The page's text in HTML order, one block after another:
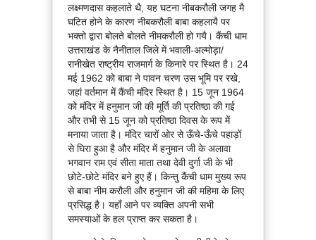
लक्ष्मणदास कहलाते थै, यह घटना नीबकरौली जगह मै
घटित होने के कारण नीबकरौली बाबा कहलायै पर
भक्तो द्वारा बोलते बोलते नीमकरौली हो गयै। कैंची धाम
उत्तराखंड के नैनीताल जिले में भवाली-अल्मोड़ा/
रानीखेत राष्ट्रीय राजमार्ग के किनारे पर स्थित है। 24
मई 1962 को बाबा ने पावन चरण उस भूमि पर रखे,
जहां वर्तमान में कैंची मंदिर स्थित है। 15 जून 1964
को मंदिर में हनुमान जी की मूर्ति की प्रतिष्ठा की गई
और तभी से 15 जून को प्रतिष्ठा दिवस के रूप में
मनाया जाता है। मंदिर चारों ओर से ऊँचे-ऊँचे पहाड़ों
से घिरा हुआ है और मंदिर में हनुमान जी के अलावा
भगवान राम एवं सीता माता तथा देवी दुर्गा जी के भी
छोटे-छोटे मंदिर बने हुए हैं। किन्तु कैंची धाम मुख्य रूप
से बाबा नीम करौली और हनुमान जी की महिमा के लिए
प्रसिद्ध है। यहाँ आने पर व्यक्ति अपनी सभी
समस्याओं के हल प्राप्त कर सकता है।